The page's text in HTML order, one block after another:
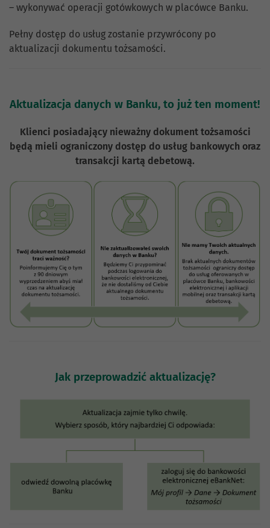
– wykonywać operacji gotówkowych w placówce Banku.
Pełny dostęp do usług zostanie przywrócony po
aktualizacji dokumentu tożsamości.
Aktualizacja danych w Banku, to już ten moment!
Klienci posiadający nieważny dokument tożsamości
będą mieli ograniczony dostęp do usług bankowych oraz
transakcji kartą debetową.
Jak przeprowadzić aktualizację?